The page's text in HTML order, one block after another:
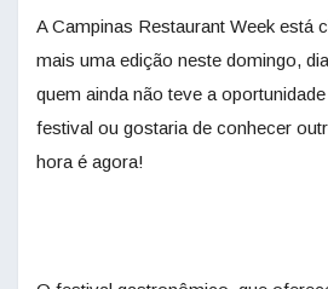
A Campinas Restaurant Week está
mais uma edição neste domingo,
quem ainda não teve a
festival ou gostaria de conhecer
hora é agora!